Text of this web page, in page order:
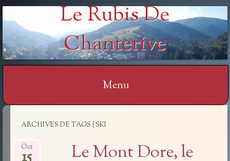
Le Rubis De
Chanterive
Menu
ARCHIVES DE TAGS | SKI
Le Mont Dore, le
Oct